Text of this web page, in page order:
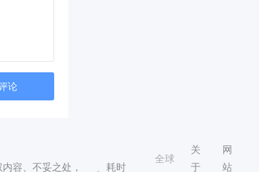
论
容、不妥之处， 耗时
全球
关
于
网
站